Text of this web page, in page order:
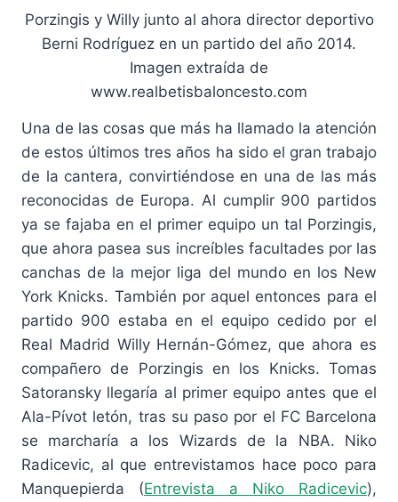
Porzingis y Willy junto al ahora director deportivo
Berni Rodríguez en un partido del año 2014.
Imagen extraída de
www.realbetisbaloncesto.com
Una de las cosas que más ha llamado la atención
de estos últimos tres años ha sido el gran trabajo
de la cantera, convirtiéndose en una de las más
reconocidas de Europa. Al cumplir 900 partidos
ya se fajaba en el primer equipo un tal Porzingis,
que ahora pasea sus increíbles facultades por las
canchas de la mejor liga del mundo en los New
York Knicks. También por aquel entonces para el
partido 900 estaba en el equipo cedido por el
Real Madrid Willy Hernán-Gómez, que ahora es
compañero de Porzingis en los Knicks. Tomas
Satoransky llegaría al primer equipo antes que el
Ala-Pívot letón, tras su paso por el FC Barcelona
se marcharía a los Wizards de la NBA. Niko
Radicevic, al que entrevistamos hace poco para
Manquepierda (Entrevista a Niko Radicevic),